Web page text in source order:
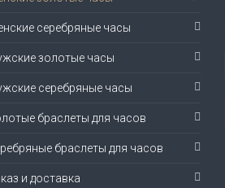
серебряные часы
золотые часы
серебряные часы
браслеты для часов
браслеты для часов
и доставка